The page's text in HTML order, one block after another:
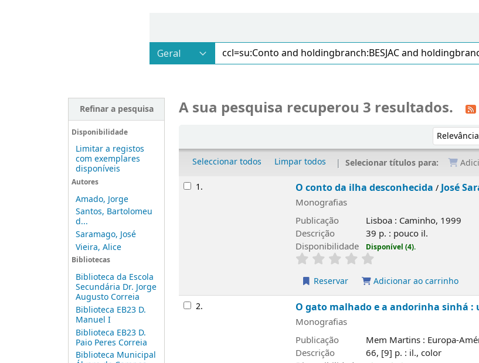
Refinar a pesquisa
Disponibilidade
Limitar a registos
com exemplares
disponíveis
Autores
Amado, Jorge
Santos, Bartolomeu
d...
Saramago, José
Vieira, Alice
Bibliotecas
Biblioteca da Escola
Secundária Dr. Jorge
Augusto Correia
Biblioteca EB23 D.
Manuel I
Biblioteca EB23 D.
Paio Peres Correia
Biblioteca Municipal
A sua pesquisa recuperou 3 resultados.
Ordenar por:
Seleccionar todos Limpar todos Selecionar títulos para:
Resultados
1. O conto da ilha desconhecida /José
Monografias
Publicação
Lisboa : Caminho, 1999
Descrição
39 p. : pouco il.
Disponibilidade
Disponível (4).
Reservar Adicionar ao carrinho
2. O gato malhado e a andorinha sinhá
Monografias
Publicação
Mem Martins : Europa-
Descrição
66, [9] p. : il., color